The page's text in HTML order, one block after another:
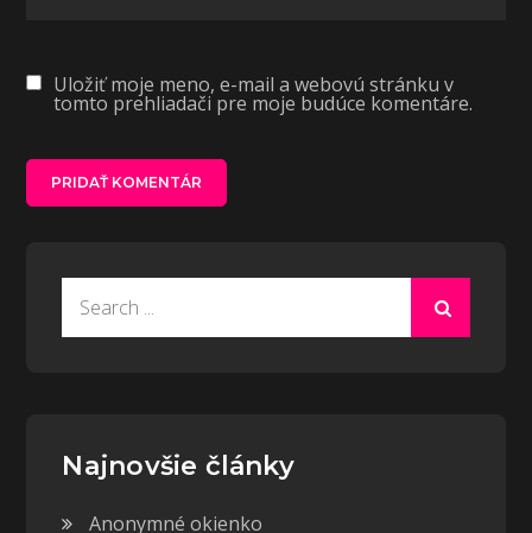
Uložiť moje meno, e-mail a webovú stránku v
tomto prehliadači pre moje budúce komentáre.
Najnovšie články
Anonymné okienko